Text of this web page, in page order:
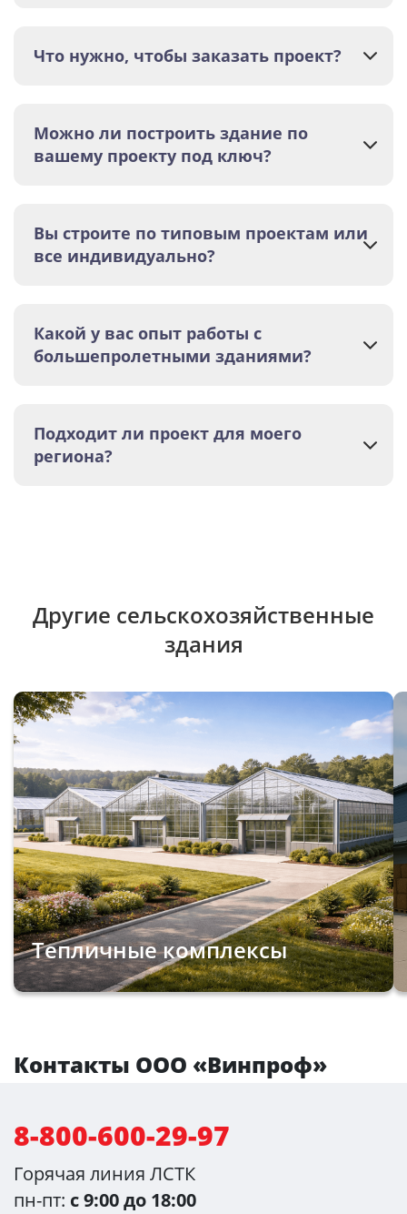
Что нужно, чтобы заказать проект?
Можно ли построить здание по
вашему проекту под ключ?
Вы строите по типовым проектам или
все индивидуально?
Какой у вас опыт работы с
большепролетными зданиями?
Подходит ли проект для моего
региона?
Другие сельскохозяйственные
здания
Тепличные комплексы
Контакты ООО «Винпроф»
8-800-600-29-97
Горячая линия ЛСТК
пн-пт: с 9:00 до 18:00